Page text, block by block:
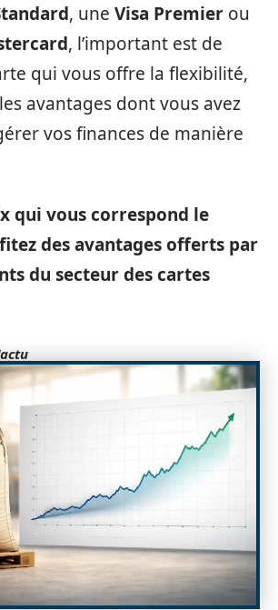
, une Visa Premier ou
, l’important est de
qui vous offre la flexibilité,
avantages dont vous avez
vos finances de manière
qui vous correspond le
des avantages offerts par
du secteur descartes